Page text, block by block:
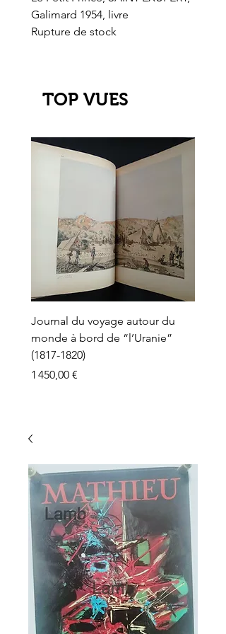
Galimard 1954, livre
Rupture de stock
TOP VUES
Journal du voyage autour du
monde à bord de “l’Uranie”
(1817-1820)
Prix
1 450,00 €